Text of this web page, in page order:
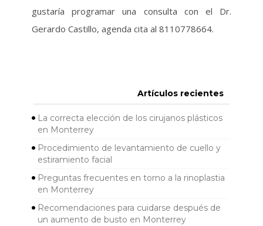
gustaría programar una consulta con el Dr.
Gerardo Castillo, agenda cita al 8110778664.
Artículos recientes
La correcta elección de los cirujanos plásticos
en Monterrey
Procedimiento de levantamiento de cuello y
estiramiento facial
Preguntas frecuentes en torno a la rinoplastia
en Monterrey
Recomendaciones para cuidarse después de
un aumento de busto en Monterrey